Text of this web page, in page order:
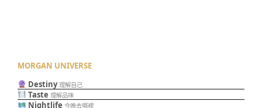
MORGAN UNIVERSE
Destiny 理解自己
Taste 理解品味
Nightlife 今晚去哪裡